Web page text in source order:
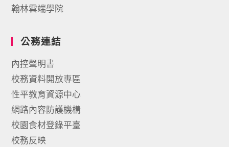
翰林雲端學院
公務連結
內控聲明書
校務資料開放專區
性平教育資源中心
網路內容防護機構
校園食材登錄平臺
校務反映